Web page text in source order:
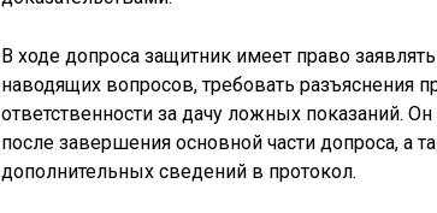
В ходе допроса защитник имеет право
наводящих вопросов, требовать разъяснения
ответственности за дачу ложных показаний.
после завершения основной части допроса, а
дополнительных сведений в протокол.